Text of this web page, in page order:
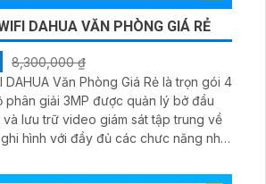
DAHUA VĂN PHÒNG GIÁ RẺ
8,300,000 ₫
DAHUA Văn Phòng Giá Rẻ là trọn gói 4
phân giải 3MP được quản lý bở đầu
lưu trữ video giám sát tập trung về
hình với đầy đủ các chưc năng như
ban đêm